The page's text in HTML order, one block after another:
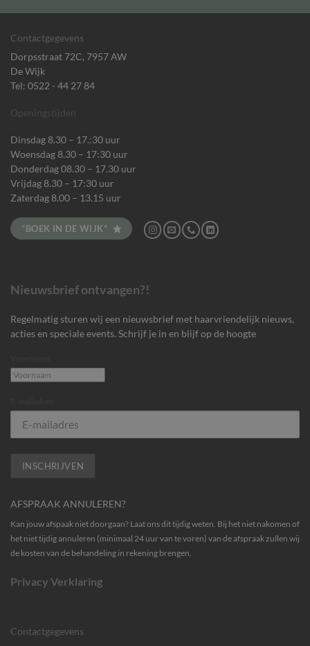
Contactgegevens
Dorpsstraat 72C, 7957 AW
De Wijk
Tel: 0522 - 44 27 84
Openingstijden
Dinsdag 8.30 – 17.:30 uur
Woensdag 8.30 – 17:30 uur
Donderdag 08.30 – 17.30 uur
Vrijdag 8.30 – 17:30 uur
Zaterdag 8.00 – 13.15 uur
“BOEK IN DE WIJK”
Nieuwsbrief ontvangen?!
Regelmatig sturen wij een nieuwsbrief met haarvriendelijk nieuws,
acties en speciale events. Schrijf je in en blijf op de hoogte
AFSPRAAK ANNULEREN?
Kan jouw afspaak niet doorgaan? Laat ons dit tijdig weten. Bij het niet nakomen of
het niet tijdig annuleren (minimaal 24 uur van te voren) van de afspraak zullen wij
de kosten van de behandeling in rekening brengen.
Privacy Verklaring
Contactgegevens